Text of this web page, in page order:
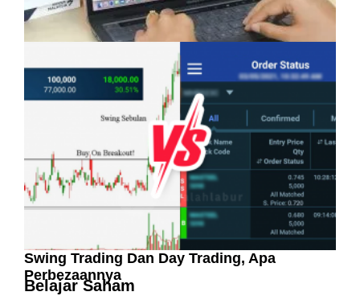
Pelaburan Saham Bukan Untuk Mereka Yang
Suka ‘Stress’
Swing Trading Dan Day Trading, Apa
Perbezaannya
Belajar Saham